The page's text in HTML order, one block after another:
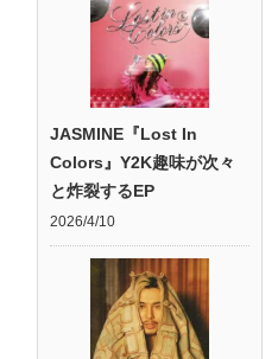
JASMINE『Lost In
Colors』Y2K趣味が次々
と炸裂するEP
2026/4/10